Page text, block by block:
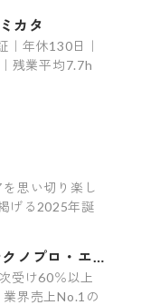
カタ
年休130日｜
残業平均7.7h
思い切り楽し
げる2025年誕
ノプロ・エ
受け60％以上
界売上No.1の